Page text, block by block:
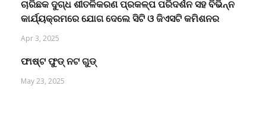
ଚାରିଛକ ଦୁଗ୍ଧ ଶୀତଳିକରଣ ପ୍ରକଳ୍ପ ପରିଦର୍ଶନ ସହ ବିଭିନ୍ନ
କାର୍ଯ୍ୟକ୍ରମରେ ଯୋଗ ଦେଲେ ସିଟି ଓ ଜିଏସଟି କମିଶନର
Apr 3, 2025
ଫାଷ୍ଟ ଫୁଡ୍ ନଟ ଗୁଡ୍
May 23, 2025